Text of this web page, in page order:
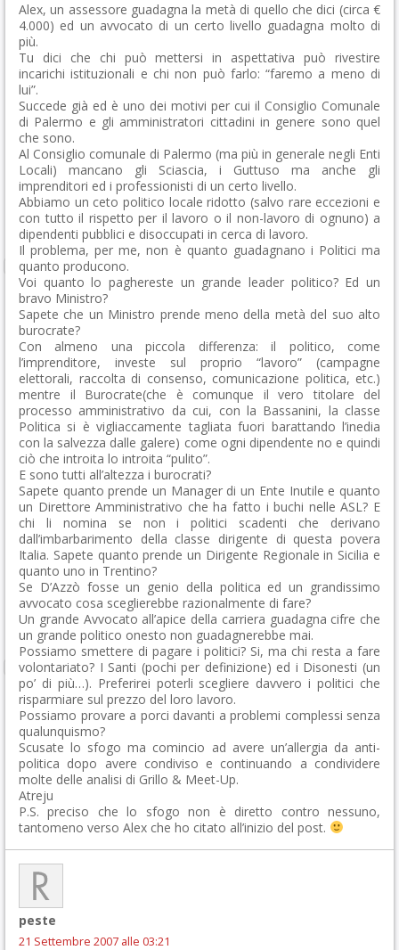
Alex, un assessore guadagna la metà di quello che dici (circa €
4.000) ed un avvocato di un certo livello guadagna molto di
più.
Tu dici che chi può mettersi in aspettativa può rivestire
incarichi istituzionali e chi non può farlo: “faremo a meno di
lui”.
Succede già ed è uno dei motivi per cui il Consiglio Comunale
di Palermo e gli amministratori cittadini in genere sono quel
che sono.
Al Consiglio comunale di Palermo (ma più in generale negli Enti
Locali) mancano gli Sciascia, i Guttuso ma anche gli
imprenditori ed i professionisti di un certo livello.
Abbiamo un ceto politico locale ridotto (salvo rare eccezioni e
con tutto il rispetto per il lavoro o il non-lavoro di ognuno) a
dipendenti pubblici e disoccupati in cerca di lavoro.
Il problema, per me, non è quanto guadagnano i Politici ma
quanto producono.
Voi quanto lo paghereste un grande leader politico? Ed un
bravo Ministro?
Sapete che un Ministro prende meno della metà del suo alto
burocrate?
Con almeno una piccola differenza: il politico, come
l’imprenditore, investe sul proprio “lavoro” (campagne
elettorali, raccolta di consenso, comunicazione politica, etc.)
mentre il Burocrate(che è comunque il vero titolare del
processo amministrativo da cui, con la Bassanini, la classe
Politica si è vigliaccamente tagliata fuori barattando l’inedia
con la salvezza dalle galere) come ogni dipendente no e quindi
ciò che introita lo introita “pulito”.
E sono tutti all’altezza i burocrati?
Sapete quanto prende un Manager di un Ente Inutile e quanto
un Direttore Amministrativo che ha fatto i buchi nelle ASL? E
chi li nomina se non i politici scadenti che derivano
dall’imbarbarimento della classe dirigente di questa povera
Italia. Sapete quanto prende un Dirigente Regionale in Sicilia e
quanto uno in Trentino?
Se D’Azzò fosse un genio della politica ed un grandissimo
avvocato cosa sceglierebbe razionalmente di fare?
Un grande Avvocato all’apice della carriera guadagna cifre che
un grande politico onesto non guadagnerebbe mai.
Possiamo smettere di pagare i politici? Si, ma chi resta a fare
volontariato? I Santi (pochi per definizione) ed i Disonesti (un
po’ di più…). Preferirei poterli scegliere davvero i politici che
risparmiare sul prezzo del loro lavoro.
Possiamo provare a porci davanti a problemi complessi senza
qualunquismo?
Scusate lo sfogo ma comincio ad avere un’allergia da anti-
politica dopo avere condiviso e continuando a condividere
molte delle analisi di Grillo & Meet-Up.
Atreju
P.S. preciso che lo sfogo non è diretto contro nessuno,
tantomeno verso Alex che ho citato all’inizio del post.
peste
21 Settembre 2007 alle 03:21